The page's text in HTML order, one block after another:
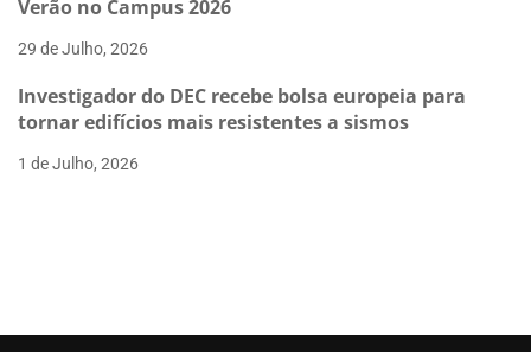
Verão no Campus 2026
29 de Julho, 2026
Investigador do DEC recebe bolsa europeia para
tornar edifícios mais resistentes a sismos
1 de Julho, 2026